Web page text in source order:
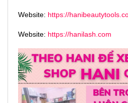
Website: https://
Website: https://hanilash.com